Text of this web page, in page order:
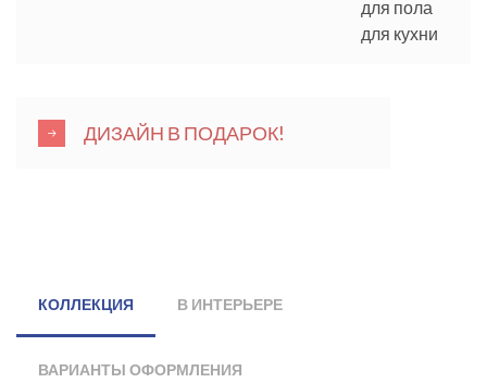
для пола
для кухни
ДИЗАЙН В ПОДАРОК!
КОЛЛЕКЦИЯ В ИНТЕРЬЕРЕ
ВАРИАНТЫ ОФОРМЛЕНИЯ